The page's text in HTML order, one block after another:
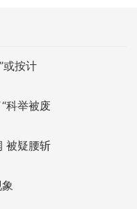
或按计
科举被废
被疑腰斩